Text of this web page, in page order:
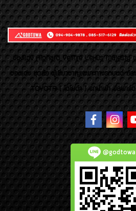
ของเเต่ง Alphard Vellfire Lexus Majesty ข
ของแต่ง ชุดล้อ ผู้เชี่ยวชาญเฉพาะทางรถยนต์ อัล
TOYOTA ( โตโยต้า ) รถนำเข้า อัลพาร์
@godtowa